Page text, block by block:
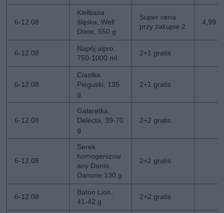
6-12.08
Kiełbasa
śląska, Well
Done, 550 g
Super cena
przy zakupie 2
4,99
6-12.08
Napój alpro,
750-1000 ml
2+1 gratis
6-12.08
Ciastka
Pieguski, 135
g
2+1 gratis
6-12.08
Galaretka,
Delecta, 39-70
g
2+2 gratis
6-12.08
Serek
homogenizow
any Danio,
Danone 130 g
2+2 gratis
6-12.08
Baton Lion,
41-42 g
2+2 gratis